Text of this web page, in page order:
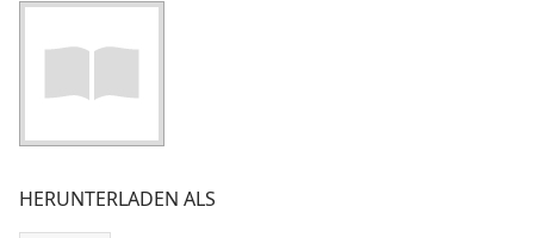
HERUNTERLADEN ALS